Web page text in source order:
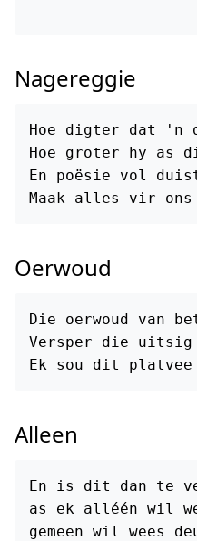
Nagereggie
Hoe digter dat 'n
Hoe groter hy as
En poësie vol
Oerwoud
Die oerwoud van
Versper die uitsig
Alleen
En is dit dan te
as ek alléén wil
gemeen wil wees